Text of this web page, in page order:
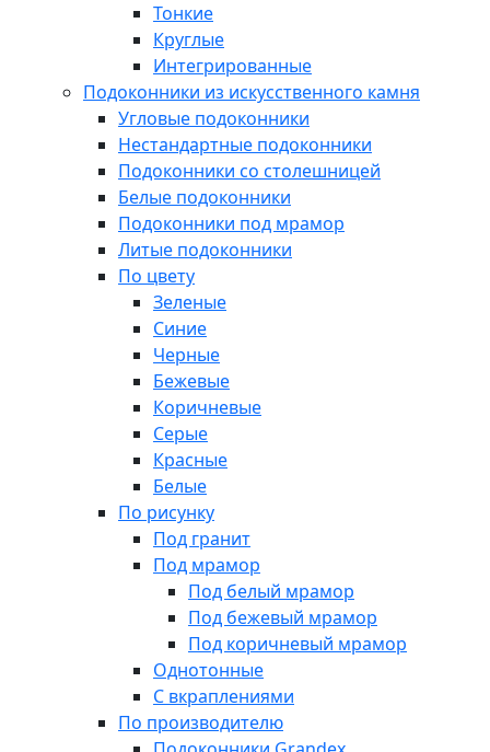
Тонкие
Круглые
Интегрированные
Подоконники из искусственного камня
Угловые подоконники
Нестандартные подоконники
Подоконники со столешницей
Белые подоконники
Подоконники под мрамор
Литые подоконники
По цвету
Зеленые
Синие
Черные
Бежевые
Коричневые
Серые
Красные
Белые
По рисунку
Под гранит
Под мрамор
Под белый мрамор
Под бежевый мрамор
Под коричневый мрамор
Однотонные
С вкраплениями
По производителю